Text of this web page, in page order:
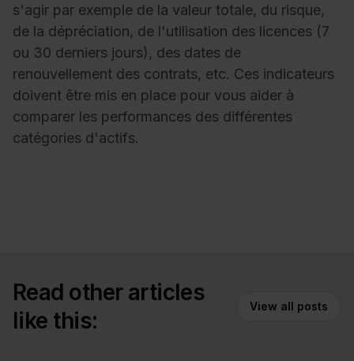
s'agir par exemple de la valeur totale, du risque,
de la dépréciation, de l'utilisation des licences (7
ou 30 derniers jours), des dates de
renouvellement des contrats, etc. Ces indicateurs
doivent être mis en place pour vous aider à
comparer les performances des différentes
catégories d'actifs.
Read other articles
like this:
View all posts